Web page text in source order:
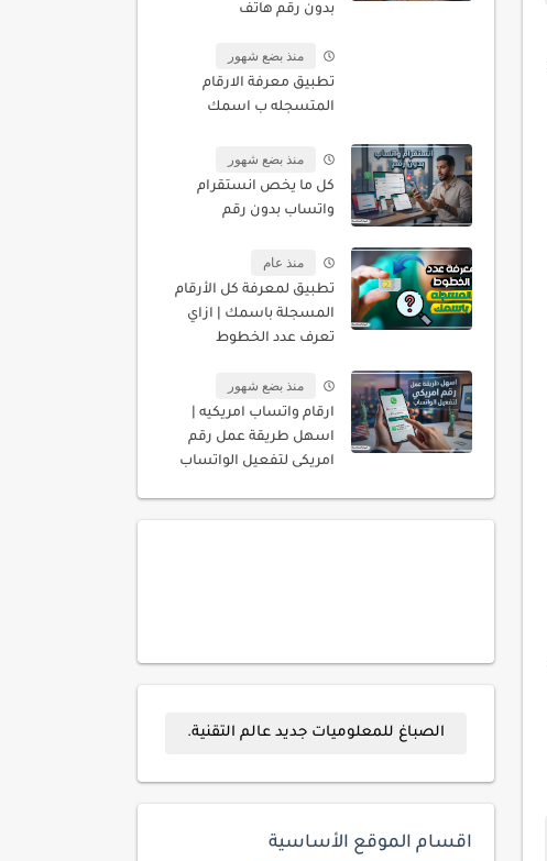
بدون رقم هاتف
منذ بضع شهور
تطبيق معرفة الارقام
المتسجله ب اسمك
منذ بضع شهور
كل ما يخص انستقرام
واتساب بدون رقم
منذ عام
تطبيق لمعرفة كل الأرقام
المسجلة باسمك | ازاي
تعرف عدد الخطوط
منذ بضع شهور
ارقام واتساب امريكيه |
اسهل طريقة عمل رقم
امريكى لتفعيل الواتساب
الصباغ للمعلوميات جديد عالم التقنية.
اقسام الموقع الأساسية